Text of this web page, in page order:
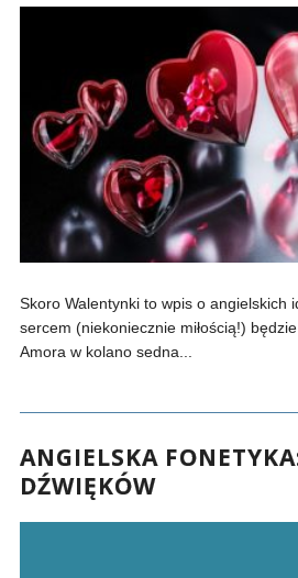
Skoro Walentynki to wpis o angielskich
sercem (niekoniecznie miłością!)
Amora w kolano sedna...
ANGIELSKA
DŹWIĘKÓW